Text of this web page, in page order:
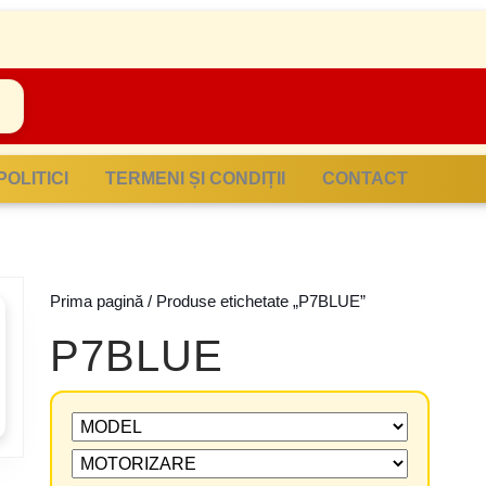
POLITICI TERMENI ȘI CONDIȚII CONTACT
Prima pagină / Produse etichetate „P7BLUE”
P7BLUE